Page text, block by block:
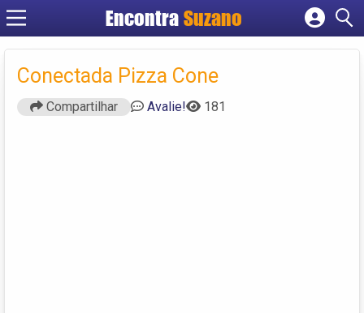
EncontraSuzano
Cadastrar empresa
Criar conta
Conectada Pizza Cone
Compartilhar Avalie! 181